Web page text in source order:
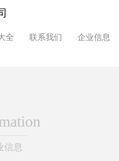
全 联系我们 企业信息
信息